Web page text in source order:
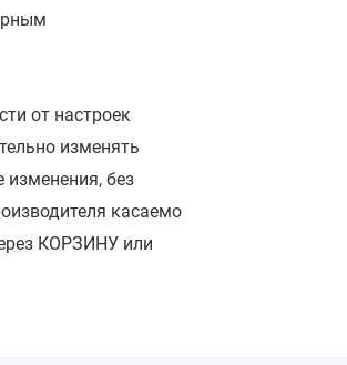
от настроек
изменять
изменения, без
касаемо
КОРЗИНУ или